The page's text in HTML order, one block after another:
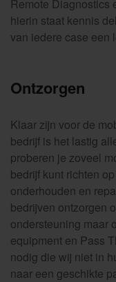
Remote Diagnostics
hierin staat kennis
van iedere case een
Ontzorgen
Klaar zijn voor de
bedrijf is het lastig
proberen je zoveel
bedrijf kunt richten
onderhouden en
bedrijven ontzorgen
ondersteuning maar
equipment en Pass
nodig die wij niet in
naar een geschikte